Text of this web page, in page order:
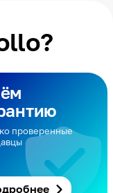
проверенные